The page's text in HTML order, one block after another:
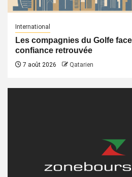
International
Les compagnies du Golfe
confiance retrouvée
7 août 2026 Qatarien